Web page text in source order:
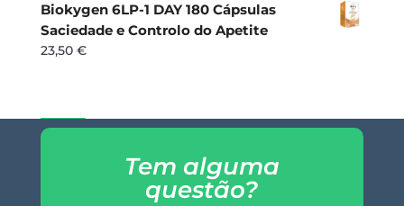
Biokygen 6LP-1 DAY 180 Cápsulas
Saciedade e Controlo do Apetite
23,50 €
Tem alguma
questão?